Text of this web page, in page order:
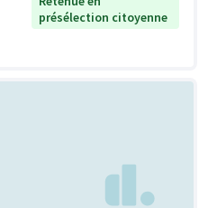
présélection citoyenne